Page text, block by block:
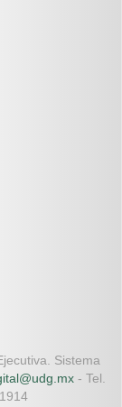
Sistema
- Tel.